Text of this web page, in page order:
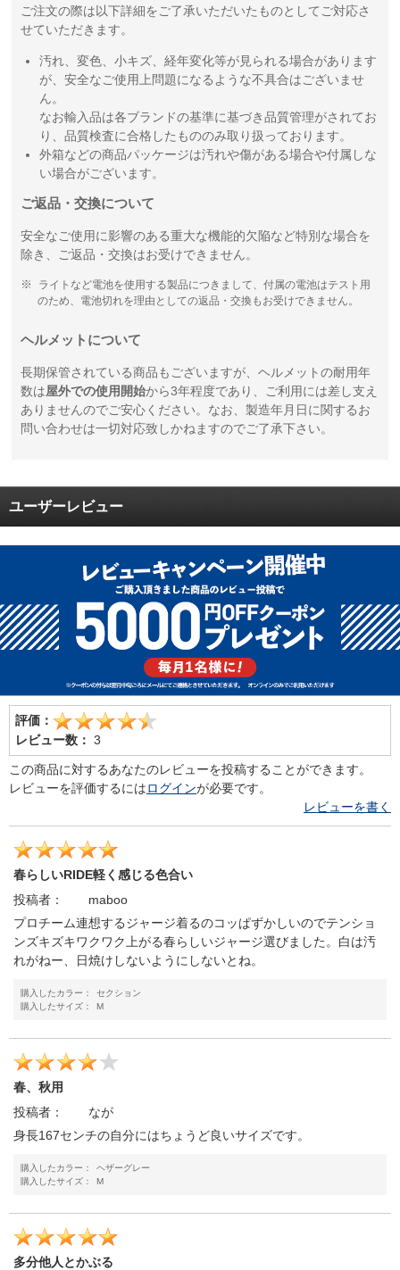
ご注文の際は以下詳細をご了承いただいたものとしてご対応さ
せていただきます。
汚れ、変色、小キズ、経年変化等が見られる場合があります
が、安全なご使用上問題になるような不具合はございませ
ん。
なお輸入品は各ブランドの基準に基づき品質管理がされてお
り、品質検査に合格したもののみ取り扱っております。
外箱などの商品パッケージは汚れや傷がある場合や付属しな
い場合がございます。
ご返品・交換について
安全なご使用に影響のある重大な機能的欠陥など特別な場合を
除き、ご返品・交換はお受けできません。
ライトなど電池を使用する製品につきまして、付属の電池はテスト用
のため、電池切れを理由としての返品・交換もお受けできません。
ヘルメットについて
長期保管されている商品もございますが、ヘルメットの耐用年
数は屋外での使用開始から3年程度であり、ご利用には差し支え
ありませんのでご安心ください。なお、製造年月日に関するお
問い合わせは一切対応致しかねますのでご了承下さい。
ユーザーレビュー
評価：
レビュー数： 3
この商品に対するあなたのレビューを投稿することができます。
レビューを評価するにはログインが必要です。
レビューを書く
春らしいRIDE軽く感じる色合い
投稿者：
maboo
プロチーム連想するジャージ着るのコッぱずかしいのでテンショ
ンズキズキワクワク上がる春らしいジャージ選びました。白は汚
れがねー、日焼けしないようにしないとね。
購入したカラー：
セクション
購入したサイズ：
M
春、秋用
投稿者：
なが
身長167センチの自分にはちょうど良いサイズです。
購入したカラー：
ヘザーグレー
購入したサイズ：
M
多分他人とかぶる